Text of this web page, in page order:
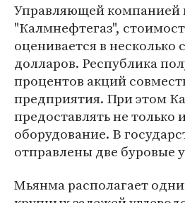
Управляющей компанией
"Калмнефтегаз",
оценивается в
долларов. Республика
процентов акций
предприятия. При этом
предоставлять не только
оборудование. В
отправлены две буровые
Мьянма располагает